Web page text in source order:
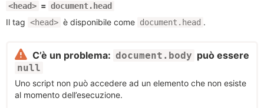
<head> = document.head
Il tag <head> è disponibile come document.head .
C’è un problema: document.body può essere
null
Uno script non può accedere ad un elemento che non esiste
al momento dell’esecuzione.